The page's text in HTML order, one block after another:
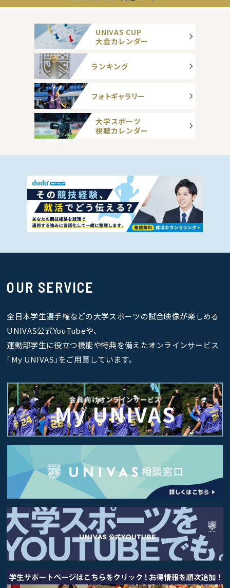
UNIVAS CUP
大会カレンダー
ランキング
フォトギャラリー
大学スポーツ
視聴カレンダー
OUR SERVICE
全日本学生選手権などの大学スポーツの試合映像が楽しめる
UNIVAS公式YouTubeや、
運動部学生に役立つ機能や特典を備えたオンラインサービス
｢My UNIVAS｣をご用意しています。